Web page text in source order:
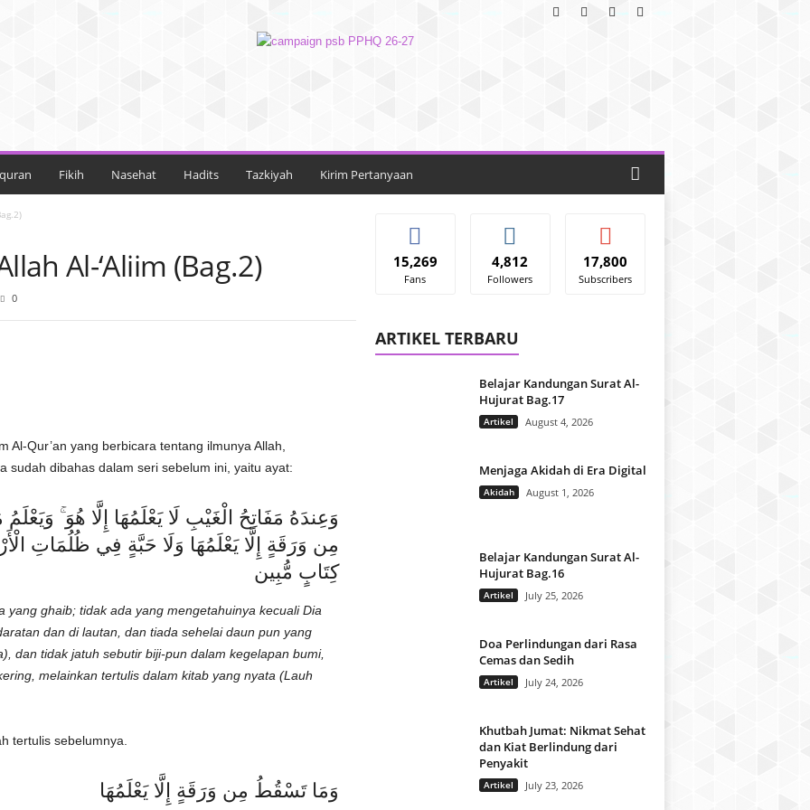
Fikih Nasehat Hadits Tazkiyah Kirim Pertanyaan
Al-‘Aliim (Bag.2)
0
Al-Qur’an yang berbicara tentang ilmunya Allah,
sudah dibahas dalam seri sebelum ini, yaitu ayat:
وَعِندَهُ مَفَاتِحُ الْغَيْبِ لَا يَعْلَمُهَا إِلَّا هُوَ
مِن وَرَقَةٍ إِلَّا يَعْلَمُهَا وَلَا حَبَّةٍ فِي ظُلُمَاتِ
كِتَابٍ مُّبِين
yang ghaib; tidak ada yang mengetahuinya kecuali Dia
dan di lautan, dan tiada sehelai daun pun yang
dan tidak jatuh sebutir biji-pun dalam kegelapan bumi,
melainkan tertulis dalam kitab yang nyata (Lauh
tertulis sebelumnya.
وَمَا تَسْقُطُ مِن وَرَقَةٍ إِلَّا يَعْلَمُهَا
15,269
Fans
4,812
Followers
17,800
Subscribers
ARTIKEL TERBARU
Belajar Kandungan Surat Al-
Hujurat Bag.17
Artikel August 4, 2026
Menjaga Akidah di Era Digital
Akidah August 1, 2026
Belajar Kandungan Surat Al-
Hujurat Bag.16
Artikel July 25, 2026
Doa Perlindungan dari Rasa
Cemas dan Sedih
Artikel July 24, 2026
Khutbah Jumat: Nikmat Sehat
dan Kiat Berlindung dari
Penyakit
Artikel July 23, 2026